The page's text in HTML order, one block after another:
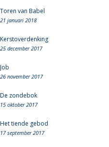
Toren van Babel
21 januari 2018
Kerstoverdenking
25 december 2017
Job
26 november 2017
De zondebok
15 oktober 2017
Het tiende gebod
17 september 2017